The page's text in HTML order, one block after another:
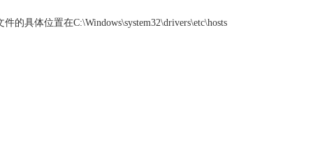
具体位置在C:\Windows\system32\drivers\etc\hosts